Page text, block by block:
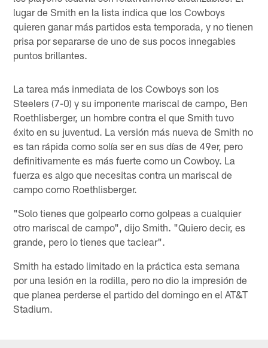
lugar de Smith en la lista indica que los Cowboys
quieren ganar más partidos esta temporada, y no tienen
prisa por separarse de uno de sus pocos innegables
puntos brillantes.
La tarea más inmediata de los Cowboys son los
Steelers (7-0) y su imponente mariscal de campo, Ben
Roethlisberger, un hombre contra el que Smith tuvo
éxito en su juventud. La versión más nueva de Smith no
es tan rápida como solía ser en sus días de 49er, pero
definitivamente es más fuerte como un Cowboy. La
fuerza es algo que necesitas contra un mariscal de
campo como Roethlisberger.
"Solo tienes que golpearlo como golpeas a cualquier
otro mariscal de campo", dijo Smith. "Quiero decir, es
grande, pero lo tienes que taclear".
Smith ha estado limitado en la práctica esta semana
por una lesión en la rodilla, pero no dio la impresión de
que planea perderse el partido del domingo en el AT&T
Stadium.